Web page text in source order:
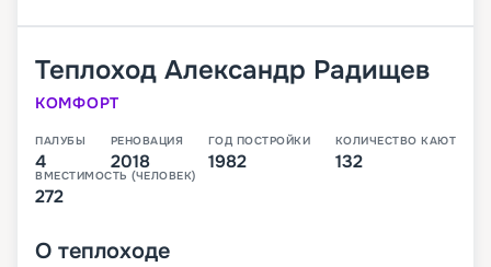
Теплоход Александр Радищев
КОМФОРТ
ПАЛУБЫ
4
РЕНОВАЦИЯ
2018
ГОД ПОСТРОЙКИ
1982
КОЛИЧЕСТВО КАЮТ
132
ВМЕСТИМОСТЬ (ЧЕЛОВЕК)
272
О теплоходе